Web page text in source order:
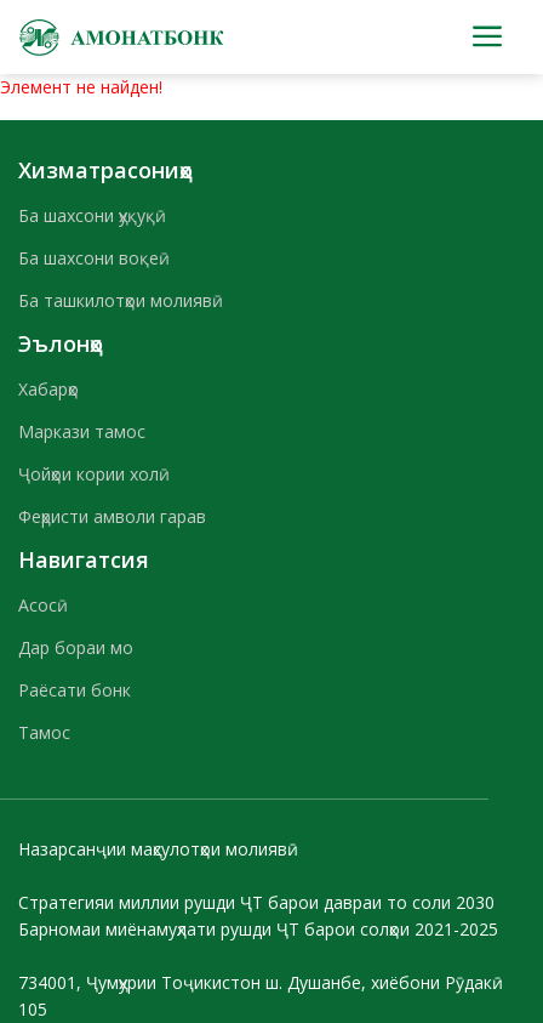
Элемент не найден!
Хизматрасониҳо
Ба шахсони ҳуқуқӣ
Ба шахсони воқеӣ
Ба ташкилотҳои молиявӣ
Эълонҳо
Хабарҳо
Маркази тамос
Ҷойҳои кории холӣ
Феҳристи амволи гарав
Навигатсия
Асосӣ
Дар бораи мо
Раёсати бонк
Тамос
Назарсанҷии маҳсулотҳои молиявӣ
Стратегияи миллии рушди ҶТ барои давраи то соли 2030
Барномаи миёнамуҳлати рушди ҶТ барои солҳои 2021-2025
734001, Ҷумҳурии Тоҷикистон ш. Душанбе, хиёбони Рӯдакӣ
105